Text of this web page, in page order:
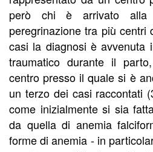
però chi è arrivato alla
peregrinazione tra più centri
casi la diagnosi è avvenuta
traumatico durante il
centro presso il quale si è
un terzo dei casi raccontati
come inizialmente si sia
da quella di anemia
forme di anemia - in